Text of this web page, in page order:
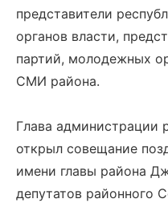
представители
органов власти,
партий, молодежных
СМИ района.
Глава администрации
открыл совещание
имени главы района
депутатов районного